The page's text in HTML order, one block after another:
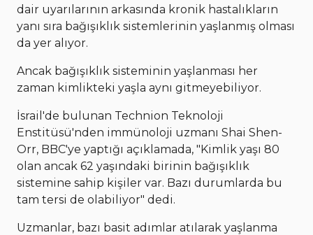
dair uyarılarının arkasında kronik hastalıkların
yanı sıra bağışıklık sistemlerinin yaşlanmış olması
da yer alıyor.
Ancak bağışıklık sisteminin yaşlanması her
zaman kimlikteki yaşla aynı gitmeyebiliyor.
İsrail'de bulunan Technion Teknoloji
Enstitüsü'nden immünoloji uzmanı Shai Shen-
Orr, BBC'ye yaptığı açıklamada, "Kimlik yaşı 80
olan ancak 62 yaşındaki birinin bağışıklık
sistemine sahip kişiler var. Bazı durumlarda bu
tam tersi de olabiliyor" dedi.
Uzmanlar, bazı basit adımlar atılarak yaşlanma